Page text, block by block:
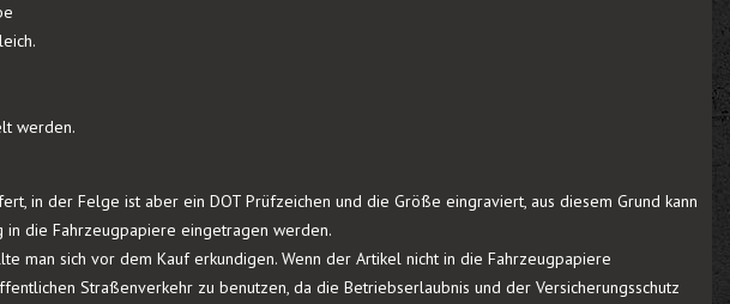
werden.
in der Felge ist aber ein DOT Prüfzeichen und die Größe eingraviert, aus diesem Grund kann
in die Fahrzeugpapiere eingetragen werden.
man sich vor dem Kauf erkundigen. Wenn der Artikel nicht in die Fahrzeugpapiere
Straßenverkehr zu benutzen, da die Betriebserlaubnis und der Versicherungsschutz